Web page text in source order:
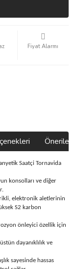
Fiyat Alarmı
Saatçi Tornavida
konsolları ve diğer
elektronik aletlerinin
S2 karbon
önleyici özellik için
dayanıklılık ve
sayesinde hassas